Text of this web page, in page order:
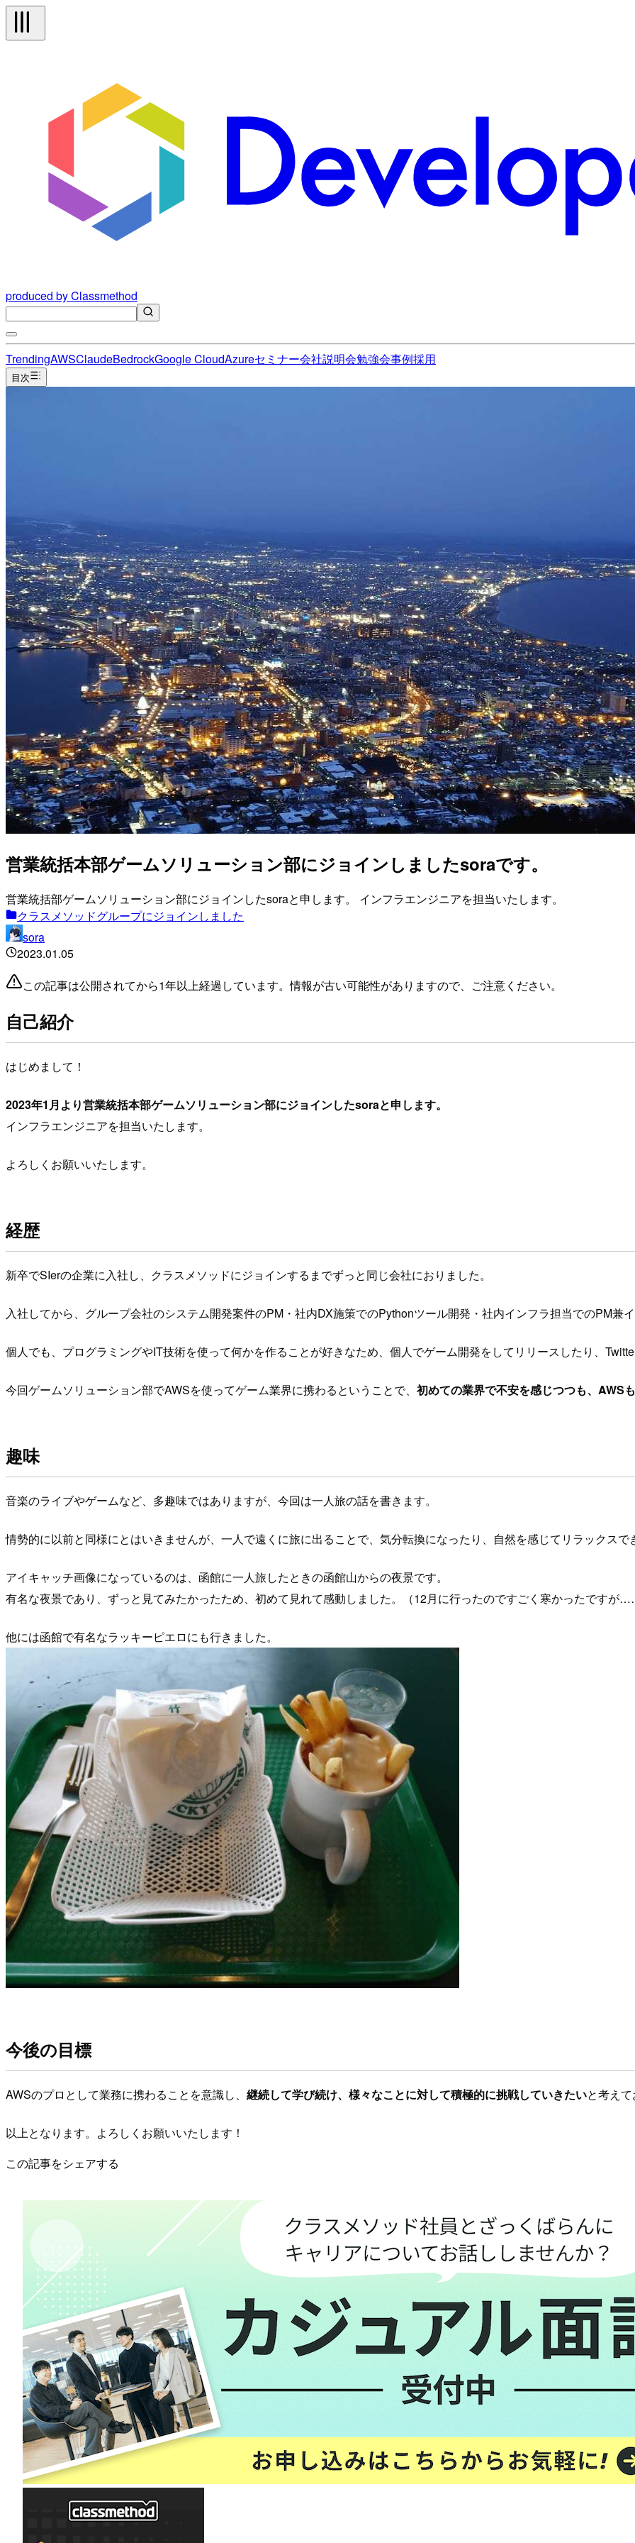
produced by Classmethod
TrendingAWSClaudeBedrockGoogle CloudAzureセミナー会社説明会勉強会事例採用
目次
営業統括本部ゲームソリューション部にジョインしましたsoraです。
営業統括部ゲームソリューション部にジョインしたsoraと申します。 インフラエンジニアを担当いたします。
クラスメソッドグループにジョインしました
sora
2023.01.05
この記事は公開されてから1年以上経過しています。情報が古い可能性がありますので、ご注意ください。
自己紹介
はじめまして！
2023年1月より営業統括本部ゲームソリューション部にジョインしたsoraと申します。
インフラエンジニアを担当いたします。
よろしくお願いいたします。
経歴
新卒でSIerの企業に入社し、クラスメソッドにジョインするまでずっと同じ会社におりました。
入社してから、グループ会社のシステム開発案件のPM・社内DX施策でのPythonツール開発・社内インフラ担当でのPM兼
個人でも、プログラミングやIT技術を使って何かを作ることが好きなため、個人でゲーム開発をしてリリースしたり、
今回ゲームソリューション部でAWSを使ってゲーム業界に携わるということで、 初めての業界で不安を感じつつも、AWS
趣味
音楽のライブやゲームなど、多趣味ではありますが、今回は一人旅の話を書きます。
情勢的に以前と同様にとはいきませんが、一人で遠くに旅に出ることで、気分転換になったり、自然を感じてリラックスで
アイキャッチ画像になっているのは、函館に一人旅したときの函館山からの夜景です。
有名な夜景であり、ずっと見てみたかったため、初めて見れて感動しました。（12月に行ったのですごく寒かったですが
他には函館で有名なラッキーピエロにも行きました。
今後の目標
AWSのプロとして業務に携わることを意識し、 継続して学び続け、様々なことに対して積極的に挑戦していきたいと考え
以上となります。よろしくお願いいたします！
この記事をシェアする